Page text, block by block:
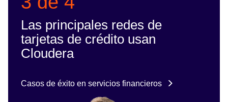
Las principales redes de
tarjetas de crédito usan
Cloudera
Casos de éxito en servicios financieros